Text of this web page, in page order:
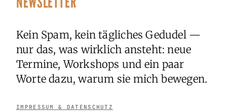
Kein Spam, kein tägliches Gedudel —
nur das, was wirklich ansteht: neue
Termine, Workshops und ein paar
Worte dazu, warum sie mich bewegen.
IMPRESSUM & DATENSCHUTZ